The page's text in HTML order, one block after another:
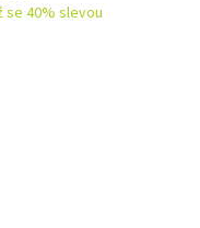
40% slevou